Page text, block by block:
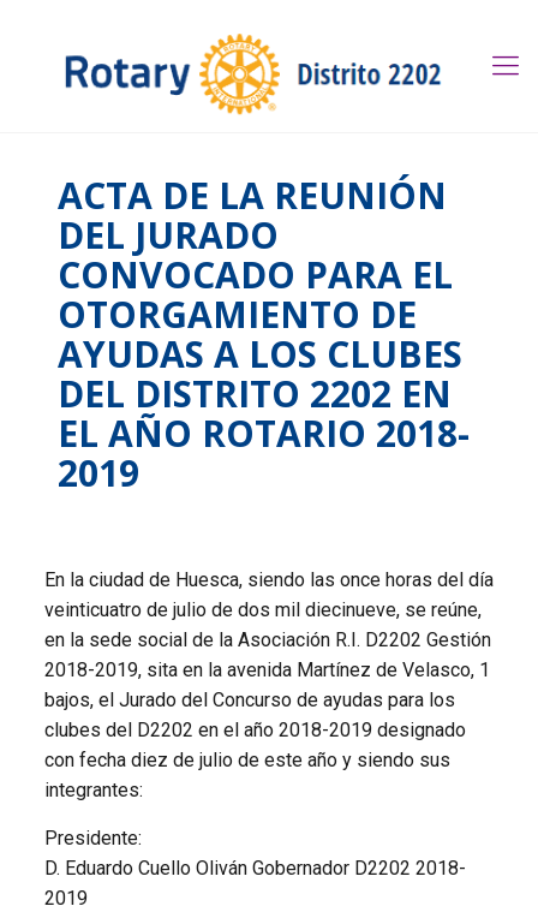
ACTA DE LA REUNIÓN
DEL JURADO
CONVOCADO PARA EL
OTORGAMIENTO DE
AYUDAS A LOS CLUBES
DEL DISTRITO 2202 EN
EL AÑO ROTARIO 2018-
2019
En la ciudad de Huesca, siendo las once horas del día
veinticuatro de julio de dos mil diecinueve, se reúne,
en la sede social de la Asociación R.I. D2202 Gestión
2018-2019, sita en la avenida Martínez de Velasco, 1
bajos, el Jurado del Concurso de ayudas para los
clubes del D2202 en el año 2018-2019 designado
con fecha diez de julio de este año y siendo sus
integrantes:
Presidente:
D. Eduardo Cuello Oliván Gobernador D2202 2018-
2019